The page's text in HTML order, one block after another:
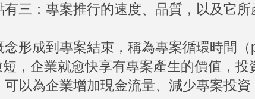
三：專案推行的速度、品質，以及它所
形成到專案結束，稱為專案循環時間
，企業就愈快享有專案產生的價值，投
以為企業增加現金流量、減少專案投資